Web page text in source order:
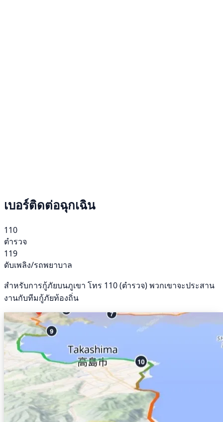
เบอร์ติดต่อฉุกเฉิน
110
ตำรวจ
119
ดับเพลิง/รถพยาบาล
สำหรับการกู้ภัยบนภูเขา โทร 110 (ตำรวจ) พวกเขาจะประสาน
งานกับทีมกู้ภัยท้องถิ่น